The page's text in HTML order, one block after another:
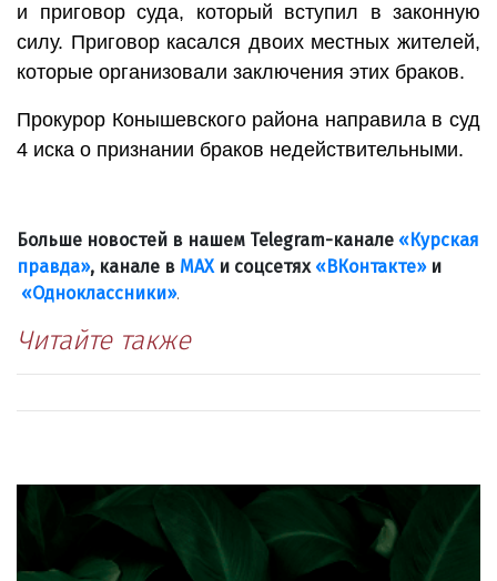
и приговор суда, который вступил в законную
силу. Приговор касался двоих местных жителей,
которые организовали заключения этих браков.
​Прокурор Конышевского района направила в суд
4 иска о признании браков недействительными.
Больше новостей в нашем Telegram-канале «Курская
правда», канале в МАХи соцсетях «ВКонтакте»и
«Одноклассники».
Читайте также